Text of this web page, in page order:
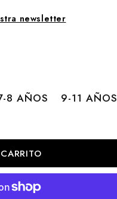
newsletter
8 AÑOS
9-11 AÑOS